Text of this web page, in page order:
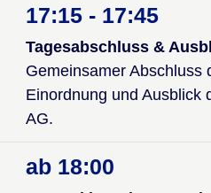
17:15 - 17:45
Tagesabschluss &
Gemeinsamer Abschluss
Einordnung und Ausblick
AG.
ab 18:00